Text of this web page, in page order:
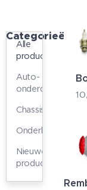
Categorieën
Alle
producten
Auto-
onderdelen
Chassis
Onderhoud
Nieuwe
producten